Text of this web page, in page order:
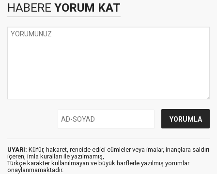
HABERE YORUM KAT
UYARI: Küfür, hakaret, rencide edici cümleler veya imalar, inançlara saldırı
içeren, imla kuralları ile yazılmamış,
Türkçe karakter kullanılmayan ve büyük harflerle yazılmış yorumlar
onaylanmamaktadır.